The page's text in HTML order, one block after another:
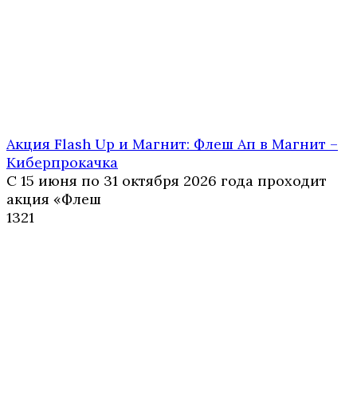
Акция Flash Up и Магнит: Флеш Ап в Магнит –
Киберпрокачка
С 15 июня по 31 октября 2026 года проходит
акция «Флеш
1321